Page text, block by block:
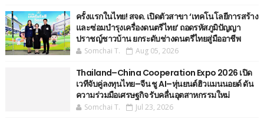
ครั้งแรกในไทย! สจด. เปิดตัวสาขา ‘เทคโนโลยีการสร้าง
และซ่อมบำรุงเครื่องดนตรีไทย’ ​ถอดรหัสภูมิปัญญา
ปราชญ์ชาวบ้าน ยกระดับช่างดนตรีไทยสู่มืออาชีพ
Somchai T. Aug 05, 2026
Thailand–China Cooperation Expo 2026 เปิด
เวทีจับคู่ลงทุนไทย–จีน ชู AI–หุ่นยนต์ฮิวแมนนอยด์ ดัน
ความร่วมมือเศรษฐกิจ รับคลื่นอุตสาหกรรมใหม่
Somchai T. Jul 23, 2026